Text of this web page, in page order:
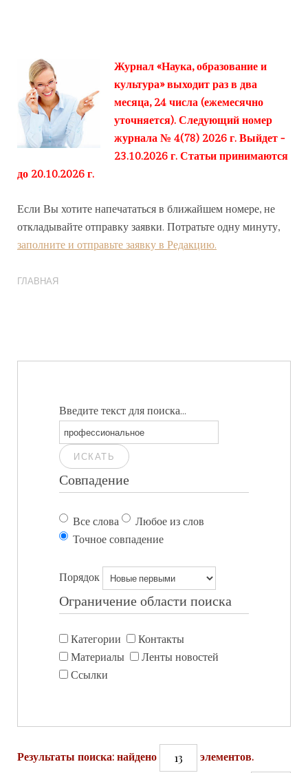
Журнал «Наука, образование и
культура» выходит раз в два
месяца, 24 числа (ежемесячно
уточняется). Следующий номер
журнала № 4(78) 2026 г. Выйдет -
23.10.2026 г. Статьи принимаются
до 20.10.2026 г.
Если Вы хотите напечататься в ближайшем номере, не
откладывайте отправку заявки. Потратьте одну минуту,
заполните и отправьте заявку в Редакцию.
ГЛАВНАЯ
Введите текст для поиска...
ИСКАТЬ
Совпадение
Все слова
Любое из слов
Точное совпадение
Порядок
Ограничение области поиска
Категории
Контакты
Материалы
Ленты новостей
Ссылки
Результаты поиска: найдено 13
элементов.